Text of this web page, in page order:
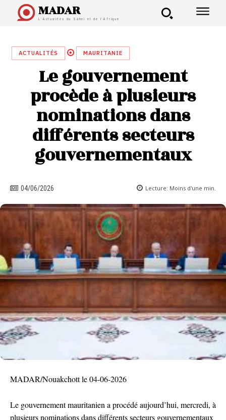
MADAR
L'Actualités du Sahel et de l'Afrique
ACTUALITÉS MAURITANIE
Le gouvernement
procède à plusieurs
nominations dans
différents secteurs
gouvernementaux
04/06/2026 Lecture: Moins d'une min.
MADAR/Nouakchott le 04-06-2026
Le gouvernement mauritanien a procédé aujourd’hui, mercredi, à
plusieurs nominations dans différents secteurs gouvernementaux